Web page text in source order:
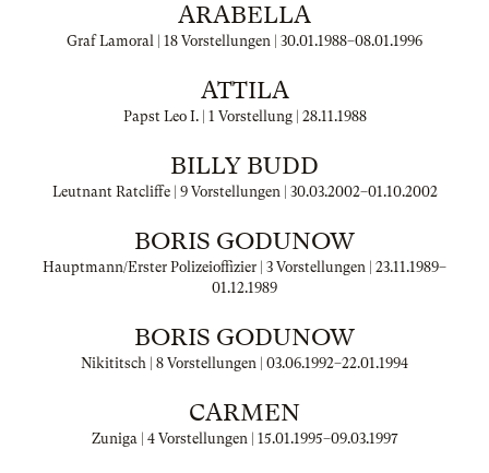
ARABELLA
Graf Lamoral | 18 Vorstellungen | 30.01.1988–08.01.1996
ATTILA
Papst Leo I. | 1 Vorstellung | 28.11.1988
BILLY BUDD
Leutnant Ratcliffe | 9 Vorstellungen | 30.03.2002–01.10.2002
BORIS GODUNOW
Hauptmann/Erster Polizeioffizier | 3 Vorstellungen | 23.11.1989–
01.12.1989
BORIS GODUNOW
Nikititsch | 8 Vorstellungen | 03.06.1992–22.01.1994
CARMEN
Zuniga | 4 Vorstellungen | 15.01.1995–09.03.1997